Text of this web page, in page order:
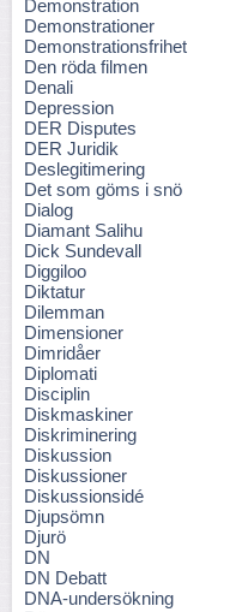
Demonstration
Demonstrationer
Demonstrationsfrihet
Den röda filmen
Denali
Depression
DER Disputes
DER Juridik
Deslegitimering
Det som göms i snö
Dialog
Diamant Salihu
Dick Sundevall
Diggiloo
Diktatur
Dilemman
Dimensioner
Dimridåer
Diplomati
Disciplin
Diskmaskiner
Diskriminering
Diskussion
Diskussioner
Diskussionsidé
Djupsömn
Djurö
DN
DN Debatt
DNA-undersökning